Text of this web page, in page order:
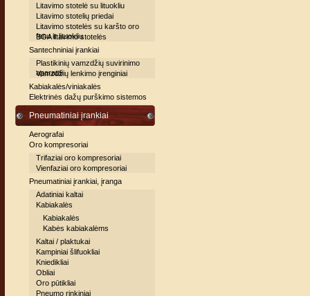
Litavimo stotelė su lituokliu
Litavimo stotelių priedai
Litavimo stotelės su karšto oro
fenu ir lituokliu
BGA litavimo stotelės
Santechniniai įrankiai
Plastikinių vamzdžių suvirinimo
aparatai
Vamzdžių lenkimo įrenginiai
Kabiakalės/viniakalės
Elektrinės dažų purškimo sistemos
Pneumatiniai įrankiai
Aerografai
Oro kompresoriai
Trifaziai oro kompresoriai
Vienfaziai oro kompresoriai
Pneumatiniai įrankiai, įranga
Adatiniai kaltai
Kabiakalės
Kabiakalės
Kabės kabiakalėms
Kaltai / plaktukai
Kampiniai šlifuokliai
Kniedikliai
Obliai
Oro pūtikliai
Pneumo rinkiniai